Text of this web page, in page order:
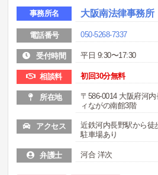
事務所名 大阪南法律事務所
電話番号 050-5268-7337
受付時間 平日 9:30〜17:30
相談料 初回30分無料
所在地
〒586-0014 大阪府河
ィながの南館3階
アクセス
近鉄河内長野駅から徒
駐車場あり
弁護士 河合 洋次